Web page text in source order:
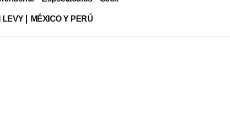
LEVY MÉXICO Y PERÚ